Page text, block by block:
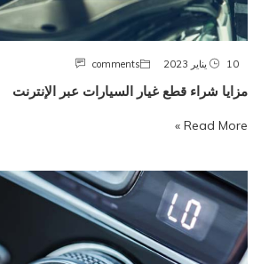
10 يناير 2023 comments
مزايا شراء قطع غيار السيارات عبر الإنترنت
Read More »